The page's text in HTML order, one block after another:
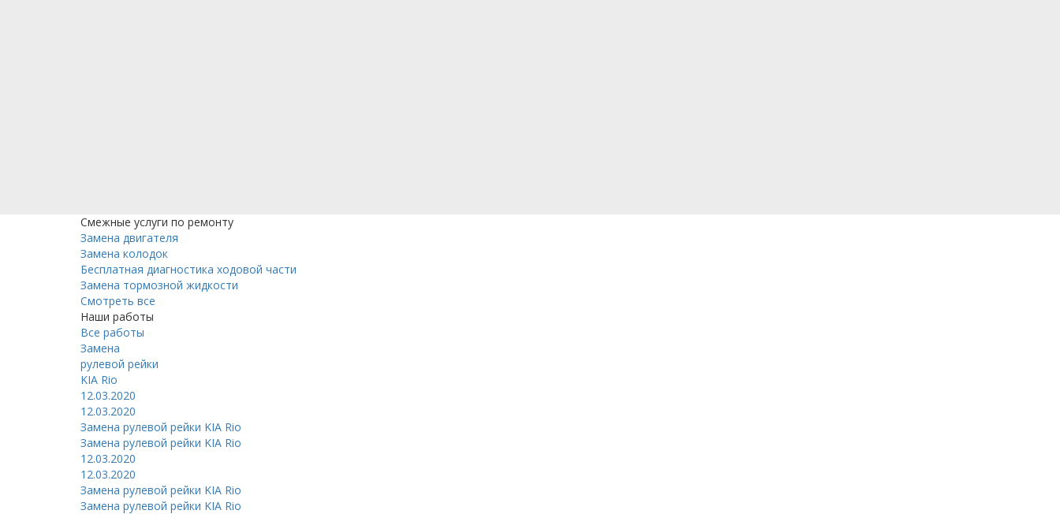
Смежные услуги по ремонту
Замена двигателя
Замена колодок
Бесплатная диагностика ходовой части
Замена тормозной жидкости
Смотреть все
Наши работы
Все работы
Замена
рулевой рейки
KIA Rio
12.03.2020
12.03.2020
Замена рулевой рейки KIA Rio
Замена рулевой рейки KIA Rio
12.03.2020
12.03.2020
Замена рулевой рейки KIA Rio
Замена рулевой рейки KIA Rio